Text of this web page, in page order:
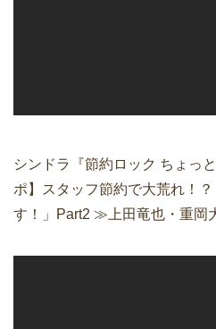
シンドラ『節約ロック ちょっ
ポ】スタッフ節約で大荒れ！
す！」Part2 ≫上田竜也・重岡